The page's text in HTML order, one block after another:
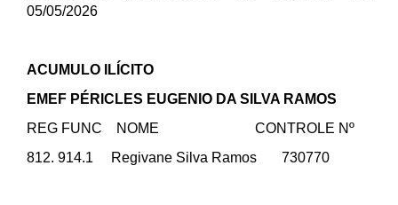
05/05/2026
ACUMULO ILÍCITO
EMEF PÉRICLES EUGENIO DA SILVA RAMOS
REG FUNC NOME CONTROLE Nº
812. 914.1 Regivane Silva Ramos 730770